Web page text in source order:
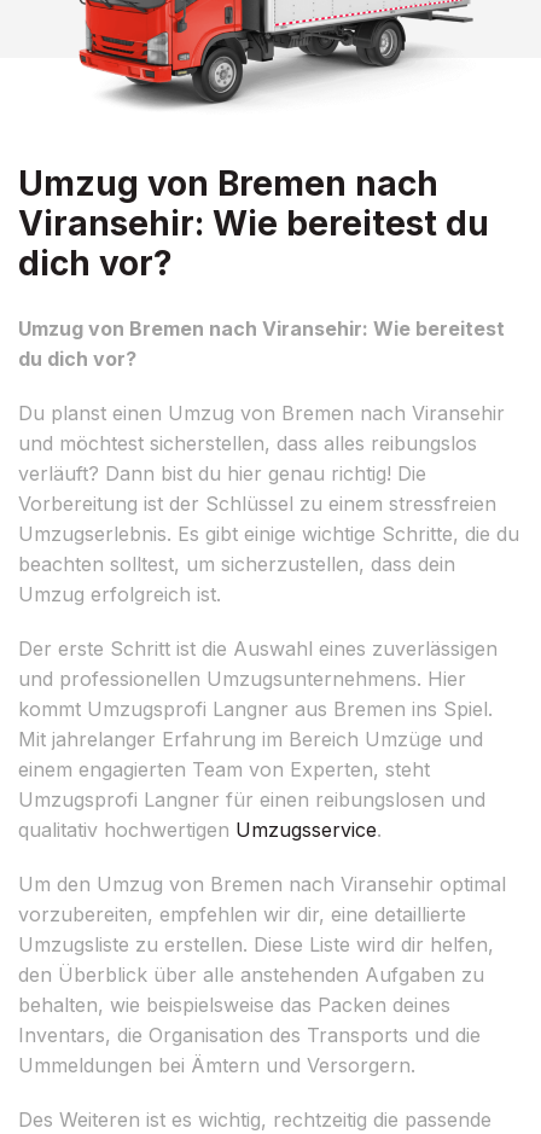
Umzug von Bremen nach
Viransehir: Wie bereitest du
dich vor?
Umzug von Bremen nach Viransehir: Wie bereitest
du dich vor?
Du planst einen Umzug von Bremen nach Viransehir
und möchtest sicherstellen, dass alles reibungslos
verläuft? Dann bist du hier genau richtig! Die
Vorbereitung ist der Schlüssel zu einem stressfreien
Umzugserlebnis. Es gibt einige wichtige Schritte, die du
beachten solltest, um sicherzustellen, dass dein
Umzug erfolgreich ist.
Der erste Schritt ist die Auswahl eines zuverlässigen
und professionellen Umzugsunternehmens. Hier
kommt Umzugsprofi Langner aus Bremen ins Spiel.
Mit jahrelanger Erfahrung im Bereich Umzüge und
einem engagierten Team von Experten, steht
Umzugsprofi Langner für einen reibungslosen und
qualitativ hochwertigen Umzugsservice.
Um den Umzug von Bremen nach Viransehir optimal
vorzubereiten, empfehlen wir dir, eine detaillierte
Umzugsliste zu erstellen. Diese Liste wird dir helfen,
den Überblick über alle anstehenden Aufgaben zu
behalten, wie beispielsweise das Packen deines
Inventars, die Organisation des Transports und die
Ummeldungen bei Ämtern und Versorgern.
Des Weiteren ist es wichtig, rechtzeitig die passende